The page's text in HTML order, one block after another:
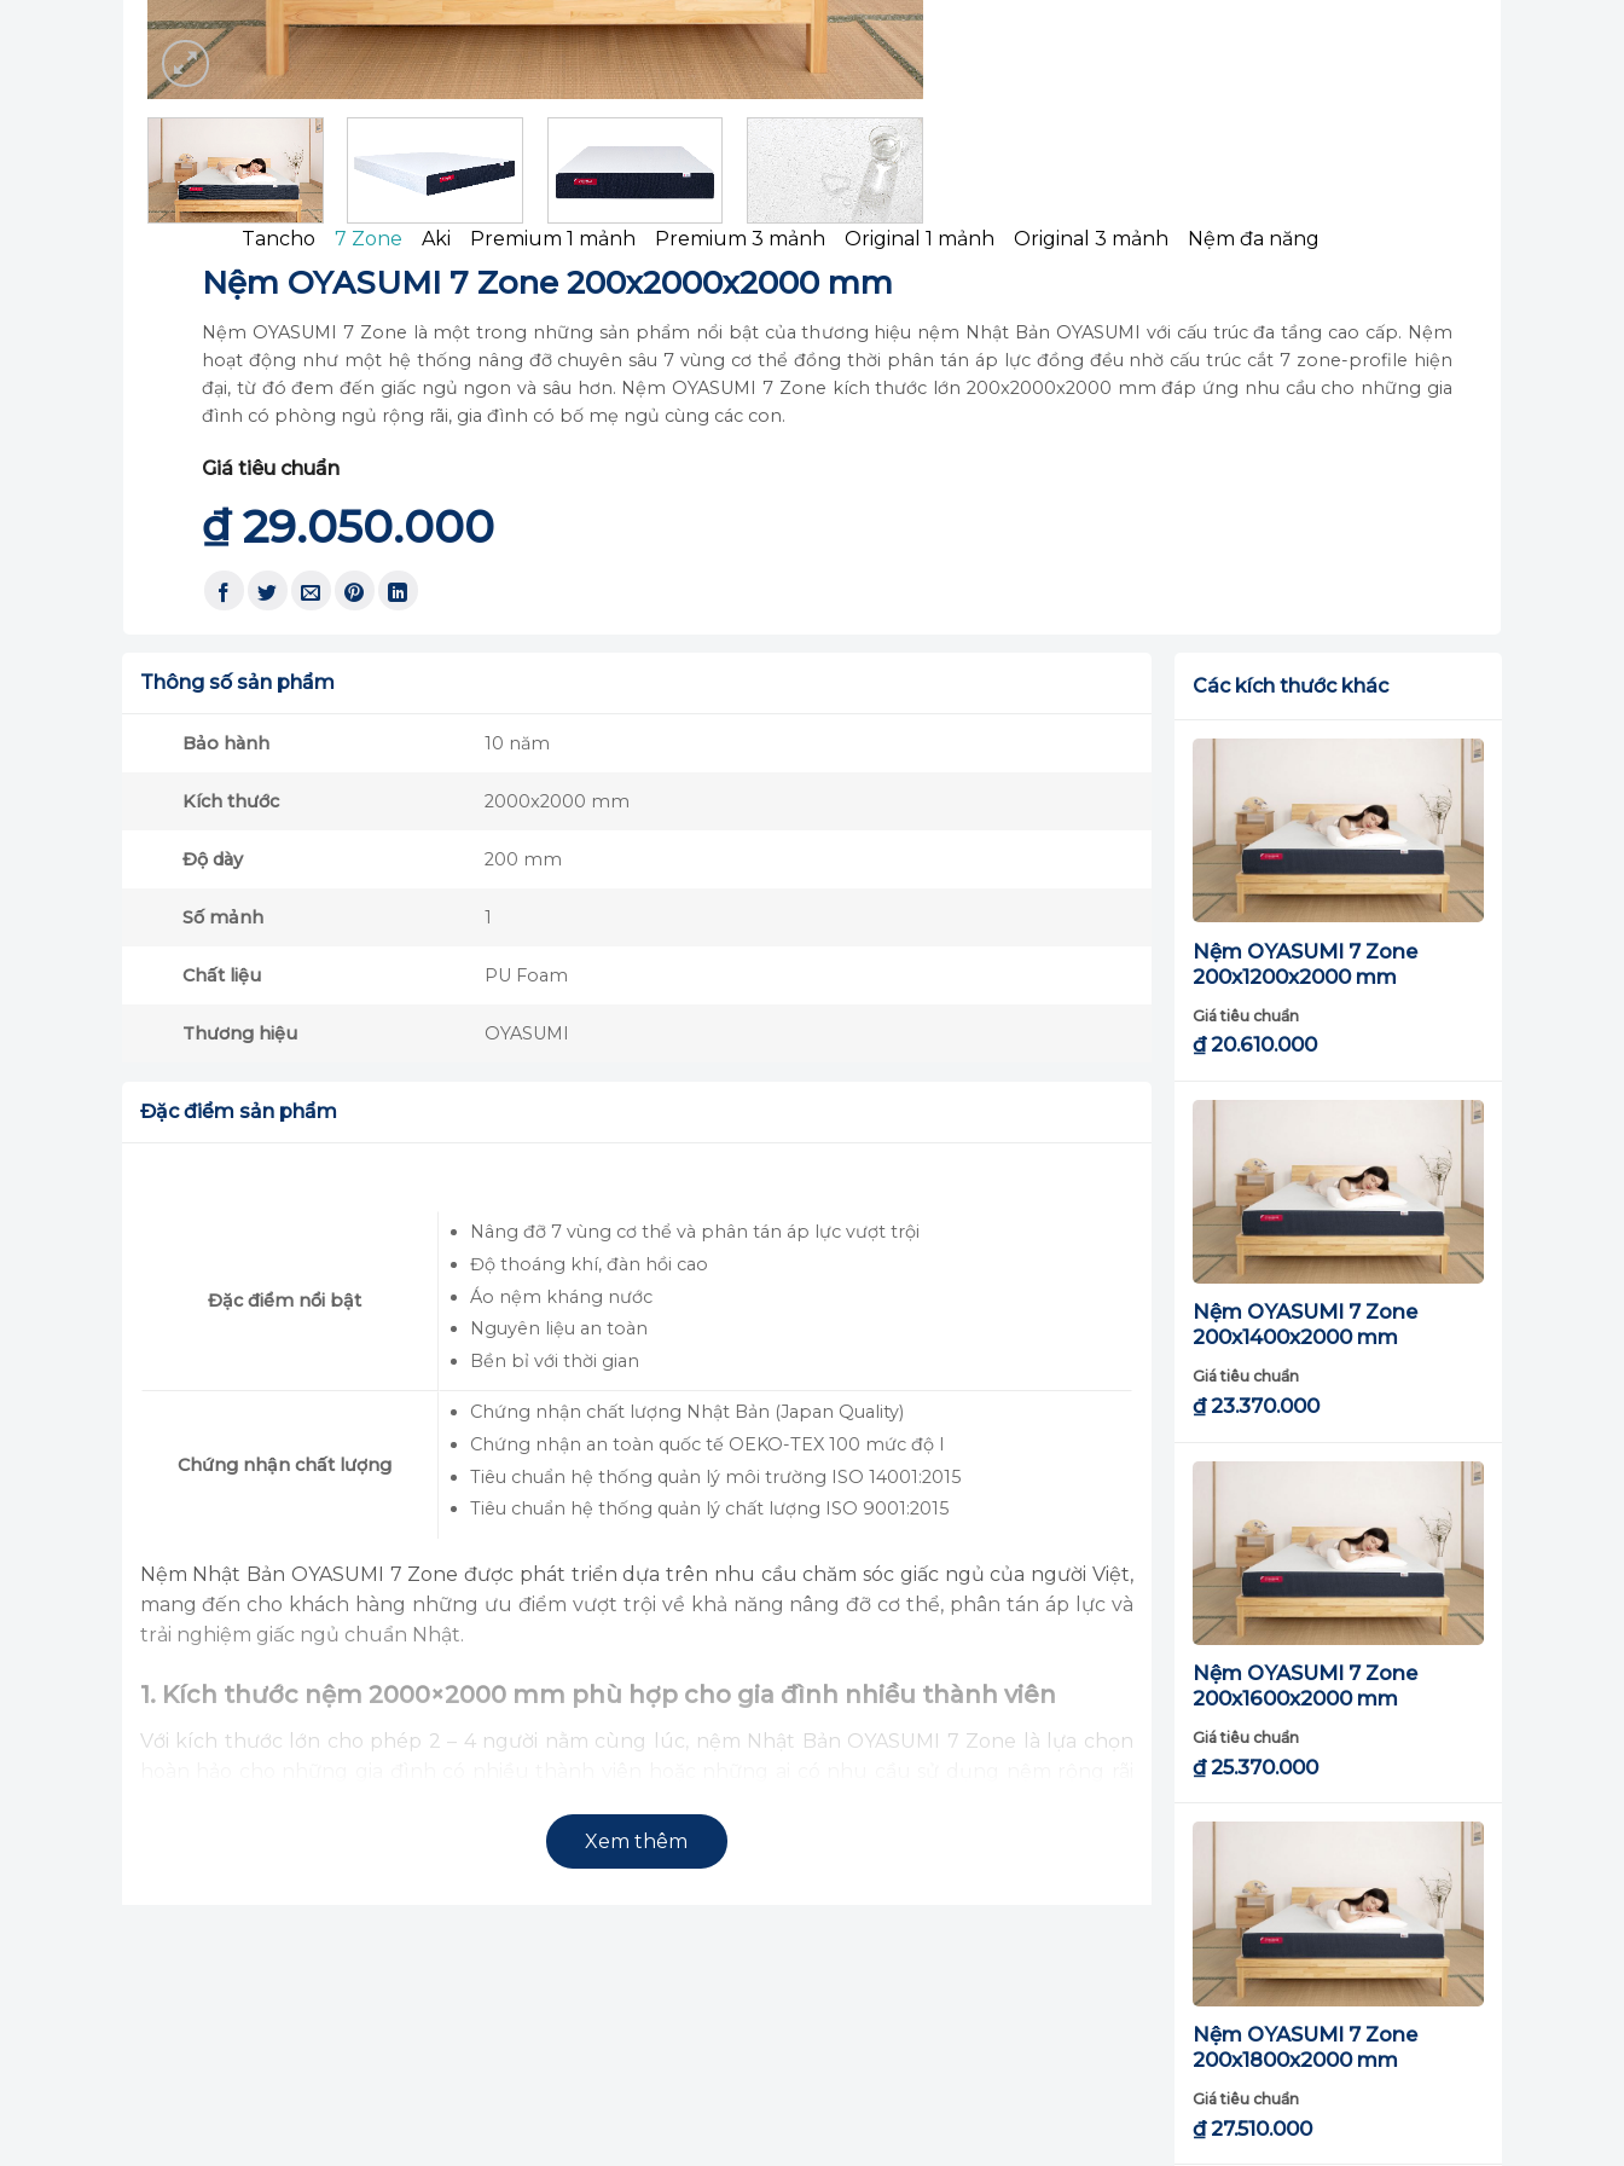
Tancho 7 Zone Aki Premium 1 mảnh Premium 3 mảnh Original 1 mảnh Original 3 mảnh Nệm đa năng
Nệm OYASUMI 7 Zone 200x2000x2000 mm
Nệm OYASUMI 7 Zone là một trong những sản phẩm nổi bật của thương hiệu nệm Nhật Bản OYASUMI với cấu trúc đa tầng cao cấp. Nệm
hoạt động như một hệ thống nâng đỡ chuyên sâu 7 vùng cơ thể đồng thời phân tán áp lực đồng đều nhờ cấu trúc cắt 7 zone-profile hiện
đại, từ đó đem đến giấc ngủ ngon và sâu hơn. Nệm OYASUMI 7 Zone kích thước lớn 200x2000x2000 mm đáp ứng nhu cầu cho những gia
đình có phòng ngủ rộng rãi, gia đình có bố mẹ ngủ cùng các con.
Giá tiêu chuẩn
₫29.050.000
Thông số sản phẩm
Bảo hành 10 năm
Kích thước 2000x2000 mm
Độ dày 200 mm
Số mảnh 1
Chất liệu PU Foam
Thương hiệu OYASUMI
Đặc điểm sản phẩm
Đặc điểm nổi bật
Nâng đỡ 7 vùng cơ thể và phân tán áp lực vượt trội
Độ thoáng khí, đàn hồi cao
Áo nệm kháng nước
Nguyên liệu an toàn
Bền bỉ với thời gian
Chứng nhận chất lượng
Chứng nhận chất lượng Nhật Bản (Japan Quality)
Chứng nhận an toàn quốc tế OEKO-TEX 100 mức độ I
Tiêu chuẩn hệ thống quản lý môi trường ISO 14001:2015
Tiêu chuẩn hệ thống quản lý chất lượng ISO 9001:2015
Nệm Nhật Bản OYASUMI 7 Zone được phát triển dựa trên nhu cầu chăm sóc giấc ngủ của người Việt,
mang đến cho khách hàng những ưu điểm vượt trội về khả năng nâng đỡ cơ thể, phân tán áp lực và
trải nghiệm giấc ngủ chuẩn Nhật.
1. Kích thước nệm 2000×2000 mm phù hợp cho gia đình nhiều thành viên
Với kích thước lớn cho phép 2 – 4 người nằm cùng lúc, nệm Nhật Bản OYASUMI 7 Zone là lựa chọn
trở nên độc đáo, thích hợp cho phòng ngủ có diện tích hình vuông hoặc chiều dài hẹp.
Xem thêm
Các kích thước khác
Nệm OYASUMI 7 Zone
200x1200x2000 mm
Giá tiêu chuẩn
₫20.610.000
Nệm OYASUMI 7 Zone
200x1400x2000 mm
Giá tiêu chuẩn
₫23.370.000
Nệm OYASUMI 7 Zone
200x1600x2000 mm
Giá tiêu chuẩn
₫25.370.000
Nệm OYASUMI 7 Zone
200x1800x2000 mm
Giá tiêu chuẩn
₫27.510.000